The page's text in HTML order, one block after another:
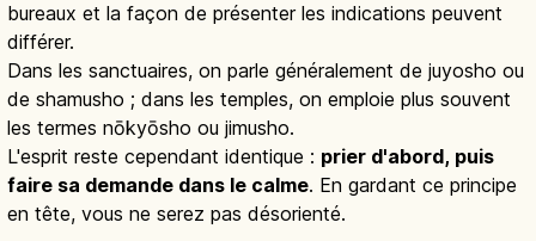
bureaux et la façon de présenter les indications peuvent
différer.
Dans les sanctuaires, on parle généralement de juyosho ou
de shamusho ; dans les temples, on emploie plus souvent
les termes nōkyōsho ou jimusho.
L'esprit reste cependant identique : prier d'abord, puis
faire sa demande dans le calme. En gardant ce principe
en tête, vous ne serez pas désorienté.